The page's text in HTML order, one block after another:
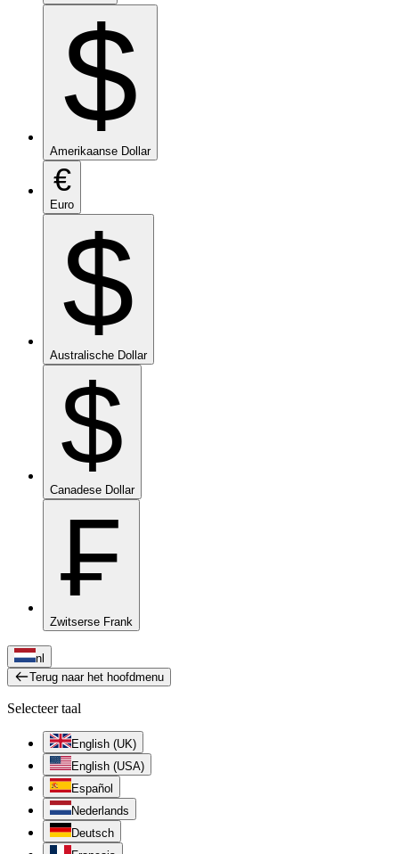
$
Amerikaanse Dollar
€
Euro
$
Australische Dollar
$
Canadese Dollar
₣
Zwitserse Frank
nl
Terug naar het hoofdmenu
Selecteer taal
English (UK)
English (USA)
Español
Nederlands
Deutsch